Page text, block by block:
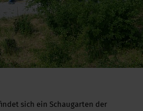
sich ein Schaugarten der